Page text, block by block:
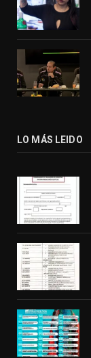
LO MÁS LEIDO